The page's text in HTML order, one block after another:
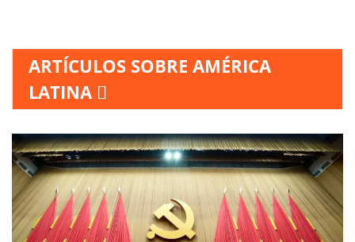
ARTÍCULOS SOBRE AMÉRICA
LATINA